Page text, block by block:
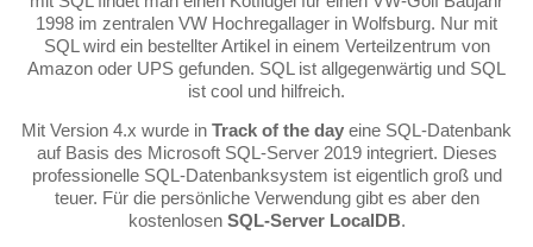
1998 im zentralen VW Hochregallager in Wolfsburg. Nur mit
SQL wird ein bestellter Artikel in einem Verteilzentrum von
Amazon oder UPS gefunden. SQL ist allgegenwärtig und SQL
ist cool und hilfreich.
Mit Version 4.x wurde in Track of the day eine SQL-Datenbank
auf Basis des Microsoft SQL-Server 2019 integriert. Dieses
professionelle SQL-Datenbanksystem ist eigentlich groß und
teuer. Für die persönliche Verwendung gibt es aber den
kostenlosen SQL-Server LocalDB.